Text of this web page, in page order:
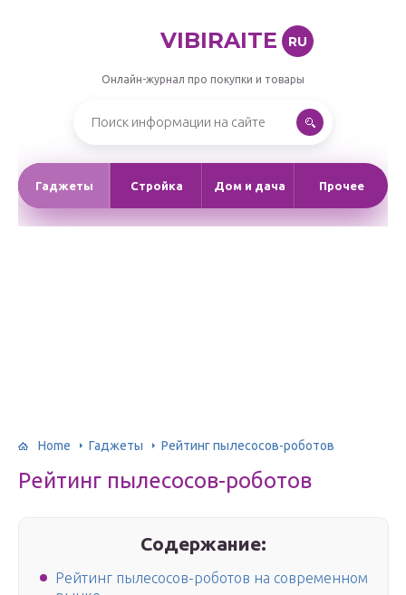
VIBIRAITE RU
Онлайн-журнал про покупки и товары
Гаджеты Стройка Дом и дача Прочее
Home Гаджеты Рейтинг пылесосов-роботов
Рейтинг пылесосов-роботов
Содержание:
Рейтинг пылесосов-роботов на современном